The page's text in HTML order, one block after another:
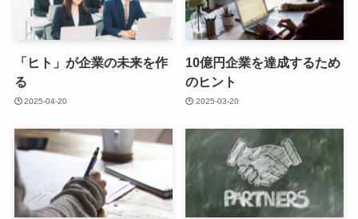
「ヒト」が企業の未来を作
る
2025-04-20
10億円企業を達成するため
のヒント
2025-03-20